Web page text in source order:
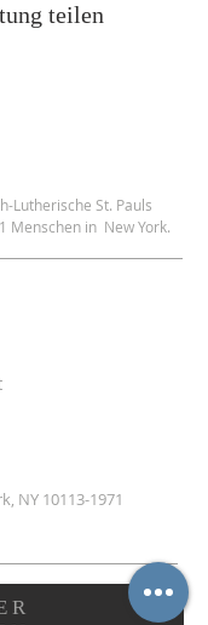
teilen
Lutherische St. Pauls
Menschen in New York.
NY 10113-1971